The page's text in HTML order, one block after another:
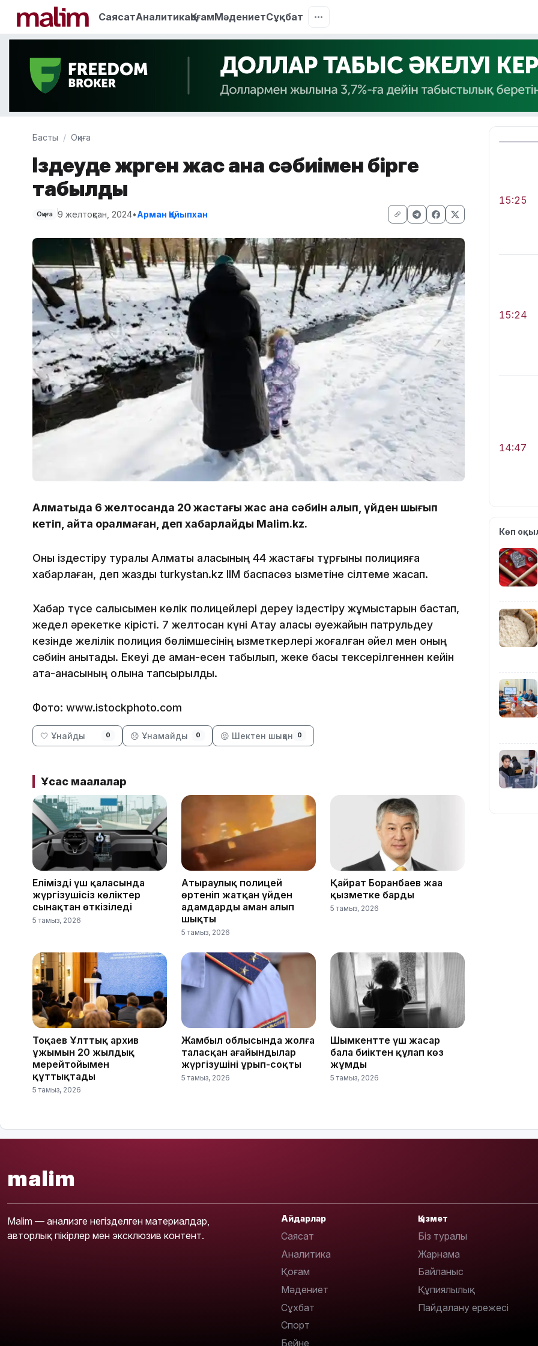
СаясатАналитикаҚоғамМәдениетСұқбат
Басты Оқиға
Іздеуде жүрген жас ана сәбиімен бірге
табылды
Оқиға 9 желтоқсан, 2024•Арман Қайыпхан
Алматыда 6 желтоқсанда 20 жастағы жас ана сәбиін алып, үйден шығып
кетіп, қайта оралмаған, деп хабарлайды Malim.kz.
Оны іздестіру туралы Алматы қаласының 44 жастағы тұрғыны полицияға
хабарлаған, деп жазды turkystan.kz ІІМ баспасөз қызметіне сілтеме жасап.
Хабар түсе салысымен көлік полицейлері дереу іздестіру жұмыстарын бастап,
жедел әрекетке кірісті. 7 желтоқсан күні Ақтау қаласы әуежайын патрульдеу
кезінде желілік полиция бөлімшесінің қызметкерлері жоғалған әйел мен оның
сәбиін анықтады. Екеуі де аман-есен табылып, жеке басы тексерілгеннен кейін
ата-анасының қолына тапсырылды.
Фото: www.istockphoto.com
🤍 Ұнайды 0 😞 Ұнамайды 0 😡 Шектен шыққан 0
Ұқсас мақалалар
Еліміздің үш қаласында
жүргізушісіз көліктер
сынақтан өткізіледі
5 тамыз, 2026
Атыраулық полицей
өртеніп жатқан үйден
адамдарды аман алып
шықты
5 тамыз, 2026
Қайрат Боранбаев жаңа
қызметке барды
5 тамыз, 2026
Тоқаев Ұлттық архив
ұжымын 20 жылдық
мерейтойымен
құттықтады
5 тамыз, 2026
Жамбыл облысында жолға
таласқан ағайындылар
жүргізушіні ұрып-соқты
5 тамыз, 2026
Шымкентте үш жасар
бала биіктен құлап көз
жұмды
5 тамыз, 2026
15:25
15:24
14:47
14:36
13:59
13:22
Көп
malim
Malim — анализге негізделген материалдар,
авторлық пікірлер мен эксклюзив контент.
Айдарлар
Саясат
Аналитика
Қоғам
Мәдениет
Сұхбат
Спорт
Бейне
Қызмет
Біз туралы
Жарнама
Байланыс
Құпиялылық
Пайдалану ережесі